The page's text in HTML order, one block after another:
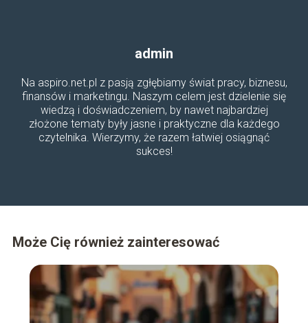
admin
Na aspiro.net.pl z pasją zgłębiamy świat pracy, biznesu,
finansów i marketingu. Naszym celem jest dzielenie się
wiedzą i doświadczeniem, by nawet najbardziej
złożone tematy były jasne i praktyczne dla każdego
czytelnika. Wierzymy, że razem łatwiej osiągnąć
sukces!
Może Cię również zainteresować